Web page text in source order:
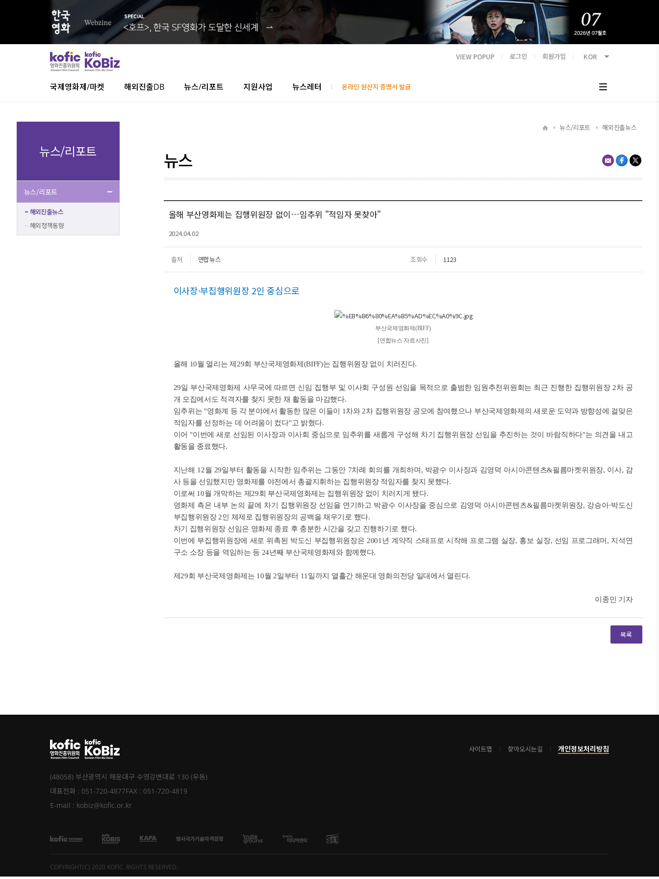
국제영화제/마켓 해외진출DB 뉴스/리포트 지원사업 뉴스레터 온라인 원산지 증명서 발급
VIEW POPUP 로그인 회원가입
뉴스/리포트
뉴스/리포트
해외진출뉴스
해외정책동향
뉴스/리포트 해외진출뉴스
뉴스
올해 부산영화제는 집행위원장 없이…임추위 "적임자 못찾아"
2024.04.02
출처 연합뉴스 조회수 1123
이사장·부집행위원장 2인 중심으로
부산국제영화제(BIFF)
[연합뉴스 자료사진]
올해 10월 열리는 제29회 부산국제영화제(BIFF)는 집행위원장 없이 치러진다.
29일 부산국제영화제 사무국에 따르면 신임 집행부 및 이사회 구성원 선임을 목적으로 출범한 임원추천위원회는 최근 진행한 집행위원장 2차 공
개 모집에서도 적격자를 찾지 못한 채 활동을 마감했다.
임추위는 "영화계 등 각 분야에서 활동한 많은 이들이 1차와 2차 집행위원장 공모에 참여했으나 부산국제영화제의 새로운 도약과 방향성에 걸맞은
적임자를 선정하는 데 어려움이 컸다"고 밝혔다.
이어 "이번에 새로 선임된 이사장과 이사회 중심으로 임추위를 새롭게 구성해 차기 집행위원장 선임을 추진하는 것이 바람직하다"는 의견을 내고
활동을 종료했다.
지난해 12월 29일부터 활동을 시작한 임추위는 그동안 7차례 회의를 개최하며, 박광수 이사장과 김영덕 아시아콘텐츠&필름마켓위원장, 이사, 감
사 등을 선임했지만 영화제를 야전에서 총괄지휘하는 집행위원장 적임자를 찾지 못했다.
이로써 10월 개막하는 제29회 부산국제영화제는 집행위원장 없이 치러지게 됐다.
영화제 측은 내부 논의 끝에 차기 집행위원장 선임을 연기하고 박광수 이사장을 중심으로 김영덕 아시아콘텐츠&필름마켓위원장, 강승아·박도신
부집행위원장 2인 체제로 집행위원장의 공백을 채우기로 했다.
차기 집행위원장 선임은 영화제 종료 후 충분한 시간을 갖고 진행하기로 했다.
이번에 부집행위원장에 새로 위촉된 박도신 부집행위원장은 2001년 계약직 스태프로 시작해 프로그램 실장, 홍보 실장, 선임 프로그래머, 지석연
구소 소장 등을 역임하는 등 24년째 부산국제영화제와 함께했다.
제29회 부산국제영화제는 10월 2일부터 11일까지 열흘간 해운대 영화의전당 일대에서 열린다.
이종민 기자
사이트맵 찾아오시는길 개인정보처리방침
(48058) 부산광역시 해운대구 수영강변대로 130 (우동)
대표전화 : 051-720-4877FAX : 051-720-4819
E-mail : kobiz@kofic.or.kr
COPYRIGHT(C) 2020 KOFIC. RIGHTS RESERVED.